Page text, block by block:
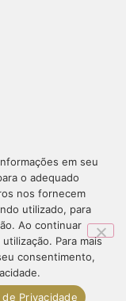
reservados. O
redistribuído sem
em seu
o adequado
nos fornecem
utilizado, para
Ao continuar
Para mais
consentimento,
de Privacidade